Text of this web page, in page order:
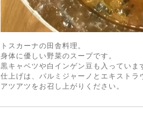
トスカーナの田舎料理。
身体に優しい野菜のスープです。
黒キャベツや白インゲン豆も入っていま
仕上げは、パルミジャーノとエキストラ
アツアツをお召し上がりください。